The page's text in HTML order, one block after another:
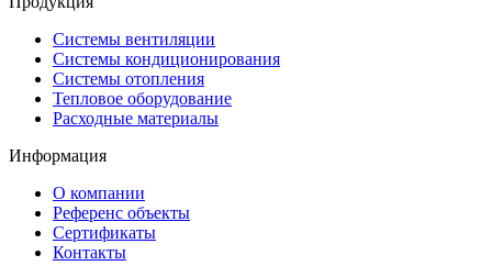
Системы вентиляции
Системы кондиционирования
Системы отопления
Тепловое оборудование
Расходные материалы
Информация
О компании
Референс объекты
Сертификаты
Контакты